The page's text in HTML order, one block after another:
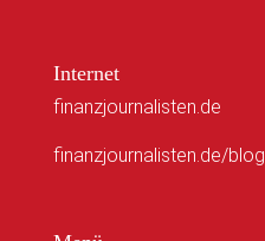
Internet
finanzjournalisten.de
finanzjournalisten.de/blog